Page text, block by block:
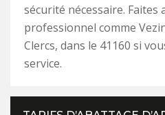
sécurité nécessaire. Faites
professionnel comme
Clercs, dans le 41160 si
service.